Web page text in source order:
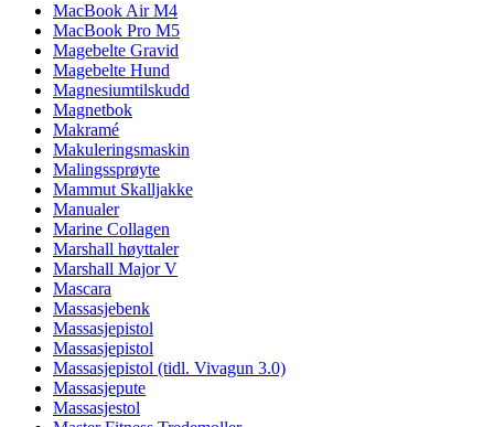
MacBook Air M4
MacBook Pro M5
Magebelte Gravid
Magebelte Hund
Magnesiumtilskudd
Magnetbok
Makramé
Makuleringsmaskin
Malingssprøyte
Mammut Skalljakke
Manualer
Marine Collagen
Marshall høyttaler
Marshall Major V
Mascara
Massasjebenk
Massasjepistol
Massasjepistol
Massasjepistol (tidl. Vivagun 3.0)
Massasjepute
Massasjestol